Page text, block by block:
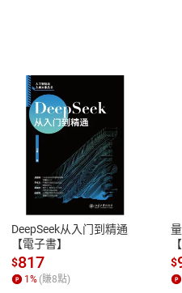
性
參
客服資訊
服務時間：週一到週五
13:00-17:00 (國定假
客服電話：0080-
DeepSeek从入门到精通
【電子書】
$817
1% (賺8點)
$